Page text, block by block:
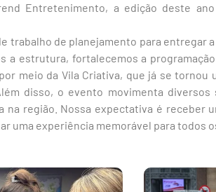
Entretenimento, a edição deste
trabalho de planejamento para entregar
a estrutura, fortalecemos a
meio da Vila Criativa, que já se tornou
disso, o evento movimenta
na região. Nossa expectativa é receber
uma experiência memorável para todos